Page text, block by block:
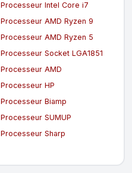
Processeur Intel Core i7
Processeur AMD Ryzen 9
Processeur AMD Ryzen 5
Processeur Socket LGA1851
Processeur AMD
Processeur HP
Processeur Biamp
Processeur SUMUP
Processeur Sharp